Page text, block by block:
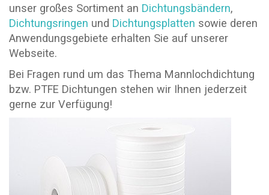
unser großes Sortiment an Dichtungsbändern,
Dichtungsringen und Dichtungsplatten sowie deren
Anwendungsgebiete erhalten Sie auf unserer
Webseite.
Bei Fragen rund um das Thema Mannlochdichtung
bzw. PTFE Dichtungen stehen wir Ihnen jederzeit
gerne zur Verfügung!